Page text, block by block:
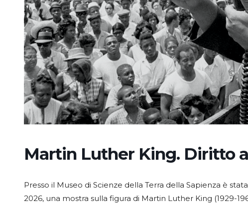
Martin Luther King. Diritto
Presso il Museo di Scienze della Terra della Sapienza è
2026, una mostra sulla figura di Martin Luther King (1929-